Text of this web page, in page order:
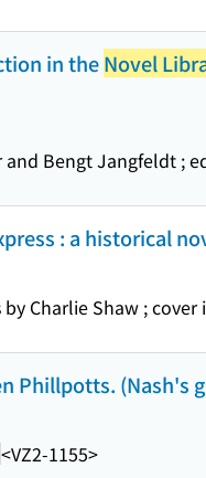
in theNovel
Bengt Jangfeldt ;
: a historical
Charlie Shaw ;
Phillpotts. (Nash's
<VZ2-1155>